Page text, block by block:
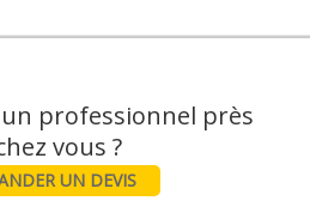
professionnel près
UN DEVIS